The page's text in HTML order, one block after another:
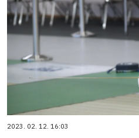
2023. 02. 12. 16:03